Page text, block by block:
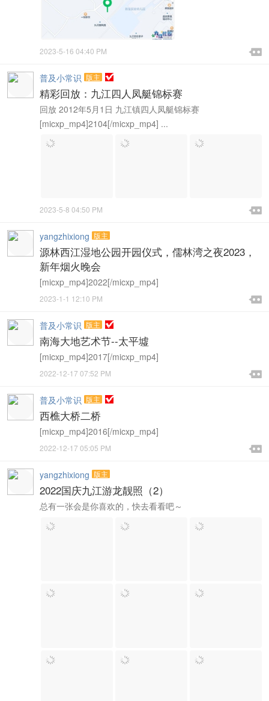

2023-5-16 04:40 PM 
普及小常识 版主
精彩回放：九江四人凤艇锦标赛
回放 2012年5月1日 九江镇四人凤艇锦标赛
[micxp_mp4]2104[/micxp_mp4] ...

2023-5-8 04:50 PM 
yangzhixiong 版主
源林西江湿地公园开园仪式，儒林湾之夜2023，
新年烟火晚会
[micxp_mp4]2022[/micxp_mp4]

2023-1-1 12:10 PM 
普及小常识 版主
南海大地艺术节--太平墟
[micxp_mp4]2017[/micxp_mp4]

2022-12-17 07:52 PM 
普及小常识 版主
西樵大桥二桥
[micxp_mp4]2016[/micxp_mp4]

2022-12-17 05:05 PM 
yangzhixiong 版主
2022国庆九江游龙靓照（2）
总有一张会是你喜欢的，快去看看吧～